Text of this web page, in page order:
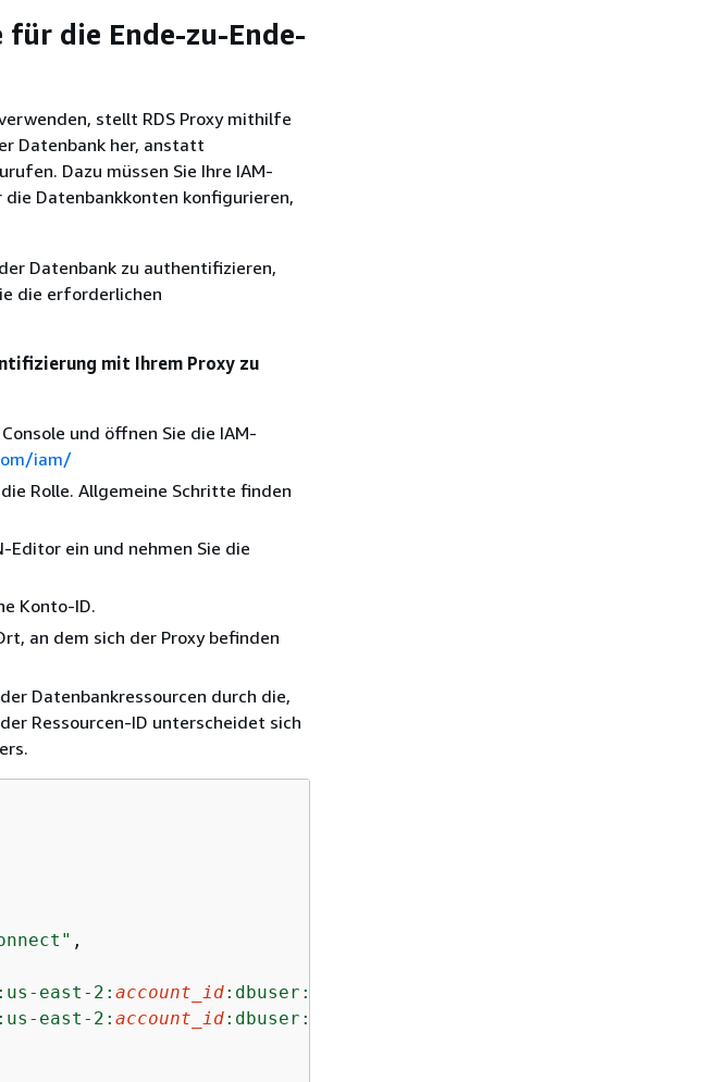
die Ende-zu-Ende-
stellt RDS Proxy mithilfe
Datenbank her, anstatt
Dazu müssen Sie Ihre IAM-
Datenbankkonten konfigurieren,
Datenbank zu authentifizieren,
die erforderlichen
mit Ihrem Proxy zu
und öffnen Sie die IAM-
iam/
Rolle. Allgemeine Schritte finden
Editor ein und nehmen Sie die
Konto-ID.
an dem sich der Proxy befinden
Datenbankressourcen durch die,
Ressourcen-ID unterscheidet sich
,
east-2: account_id:dbuser:
east-2: account_id:dbuser: